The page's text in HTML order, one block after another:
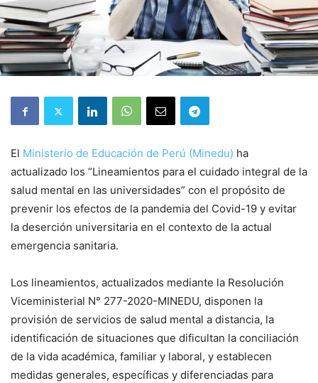
El Ministerio de Educación de Perú (Minedu) ha
actualizado los “Lineamientos para el cuidado integral de la
salud mental en las universidades” con el propósito de
prevenir los efectos de la pandemia del Covid-19 y evitar
la deserción universitaria en el contexto de la actual
emergencia sanitaria.
Los lineamientos, actualizados mediante la Resolución
Viceministerial N° 277-2020-MINEDU, disponen la
provisión de servicios de salud mental a distancia, la
identificación de situaciones que dificultan la conciliación
de la vida académica, familiar y laboral, y establecen
medidas generales, específicas y diferenciadas para